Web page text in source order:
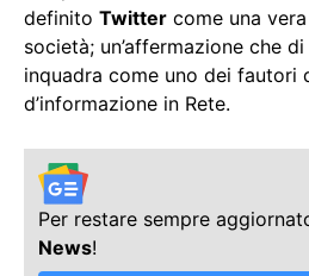
definito Twitter come una
società; un’affermazione che
inquadra come uno dei fautori
d’informazione in Rete.
Per restare sempre
News!